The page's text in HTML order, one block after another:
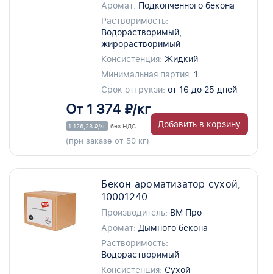
Аромат: Подкопченного бекона
Растворимость:
Водорастворимый,
жирорастворимый
Консистенция: Жидкий
Минимальная партия: 1
Срок отгрукзи: от 16 до 25 дней
От 1 374 ₽/кг
1 126,23 ₽/кг без НДС
(при заказе от 50 кг)
Добавить в корзину
Бекон ароматизатор сухой,
10001240
Производитель: ВМ Про
Аромат: Дымного бекона
Растворимость:
Водорастворимый
Консистенция: Сухой